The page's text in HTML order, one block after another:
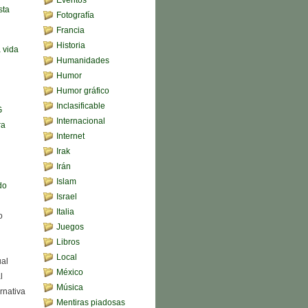
vida
Fotografía
Francia
Historia
Humanidades
Humor
Humor gráfico
Inclasificable
Internacional
Internet
Irak
Irán
Islam
Israel
Italia
Juegos
Libros
Local
México
Música
Mentiras piadosas